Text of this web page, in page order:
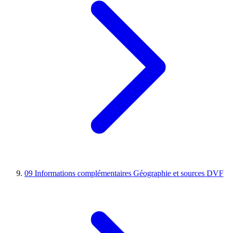
09 Informations complémentaires Géographie et sources DVF